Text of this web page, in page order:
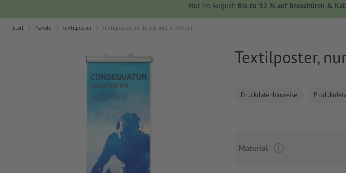
Nur im August: Bis zu 12 % auf Broschüren &
Start Plakate Textilposter Textilposter, nur Druck, 84,1 x 200 cm
Textilposter,
Druckdatenhinweise
Material